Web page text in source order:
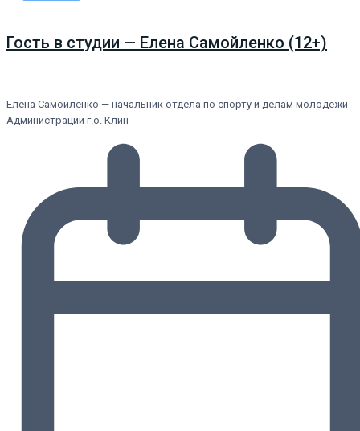
Гость в студии — Елена Самойленко (12+)
Елена Самойленко — начальник отдела по спорту и делам молодежи
Администрации г.о. Клин